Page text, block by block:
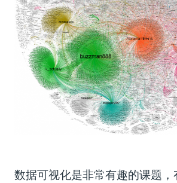
数据可视化是非常有趣的课题，